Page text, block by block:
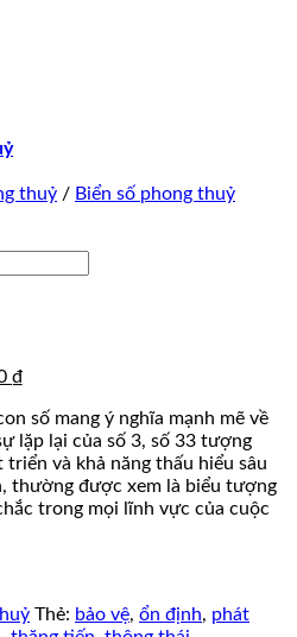
thuỷ / Biển số phong thuỷ
₫.
₫
tại
là:
145.000.000 ₫.
số mang ý nghĩa mạnh mẽ về
lặp lại của số 3, số 33 tượng
và khả năng thấu hiểu sâu
thường được xem là biểu tượng
trong mọi lĩnh vực của cuộc
Thẻ: bảo vệ, ổn định, phát